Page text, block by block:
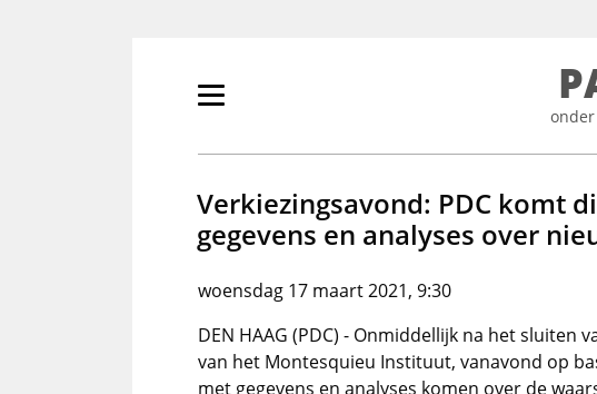
Primair
tonen/verbergen
Verkiezingsavond: PDC komt
gegevens en analyses over
woensdag 17 maart 2021, 9:30
DEN HAAG (PDC) - Onmiddellijk na het sluiten
van het Montesquieu Instituut, vanavond op
met gegevens en analyses komen over de